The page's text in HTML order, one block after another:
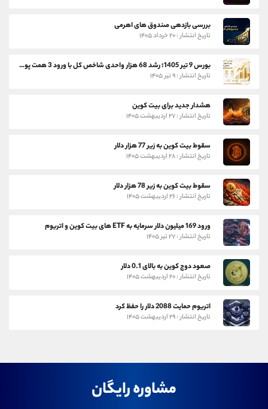
بررسی بازدهی صندوق های اهرمی
تاریخ انتشار : ۲۰ خرداد ۱۴۰۵
بورس 9 تیر 1405؛ رشد 68 هزار واحدی شاخص کل با ورود 3 همت پول حقیقی
تاریخ انتشار : ۹ تیر ۱۴۰۵
هشدار جدید برای بیت کوین
تاریخ انتشار : ۲۷ اردیبهشت ۱۴۰۵
سقوط بیت کوین به زیر 77 هزار دلار
تاریخ انتشار : ۲۸ اردیبهشت ۱۴۰۵
سقوط بیت کوین به زیر 78 هزار دلار
تاریخ انتشار : ۲۶ اردیبهشت ۱۴۰۵
ورود 169 میلیون دلار سرمایه به ETF های بیت کوین و اتریوم
تاریخ انتشار : ۲۷ تیر ۱۴۰۵
صعود دوج کوین به بالای 0.1 دلار
تاریخ انتشار : ۲۰ اردیبهشت ۱۴۰۵
اتریوم حمایت 2088 دلار را حفظ کرد
تاریخ انتشار : ۲۹ اردیبهشت ۱۴۰۵
مشاوره رایگان